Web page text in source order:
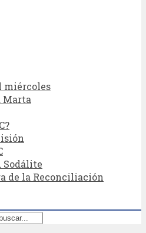
miércoles
Marta
de la Reconciliación